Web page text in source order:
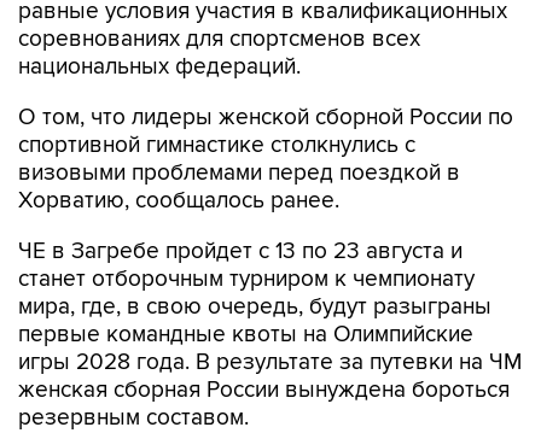
равные условия участия в квалификационных
соревнованиях для спортсменов всех
национальных федераций.
О том, что лидеры женской сборной России по
спортивной гимнастике столкнулись с
визовыми проблемами перед поездкой в
Хорватию, сообщалось ранее.
ЧЕ в Загребе пройдет с 13 по 23 августа и
станет отборочным турниром к чемпионату
мира, где, в свою очередь, будут разыграны
первые командные квоты на Олимпийские
игры 2028 года. В результате за путевки на ЧМ
женская сборная России вынуждена бороться
резервным составом.